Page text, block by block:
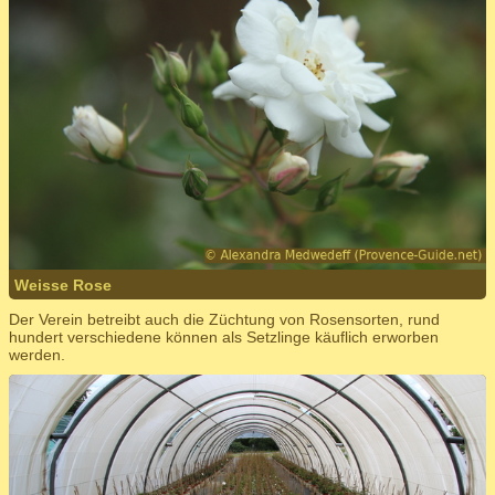
Weisse Rose
Der Verein betreibt auch die Züchtung von Rosensorten, rund
hundert verschiedene können als Setzlinge käuflich erworben
werden.